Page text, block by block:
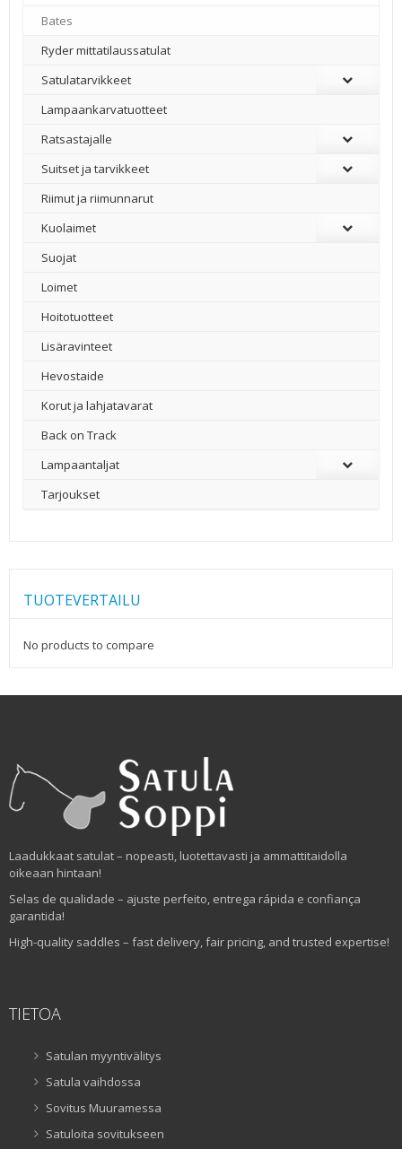
Bates
–
Ryder mittatilaussatulat
Satulatarvikkeet
–
Lampaankarvatuotteet
Ratsastajalle
Suitset ja tarvikkeet
Riimut ja riimunnarut
Kuolaimet
Suojat
Loimet
Hoitotuotteet
Lisäravinteet
Hevostaide
Korut ja lahjatavarat
Back on Track
Lampaantaljat
Tarjoukset
TUOTEVERTAILU
No products to compare
Laadukkaat satulat – nopeasti, luotettavasti ja ammattitaidolla
oikeaan hintaan!
Selas de qualidade – ajuste perfeito, entrega rápida e confiança
garantida!
High-quality saddles – fast delivery, fair pricing, and trusted expertise!
TIETOA
Satulan myyntivälitys
Satula vaihdossa
Sovitus Muuramessa
Satuloita sovitukseen